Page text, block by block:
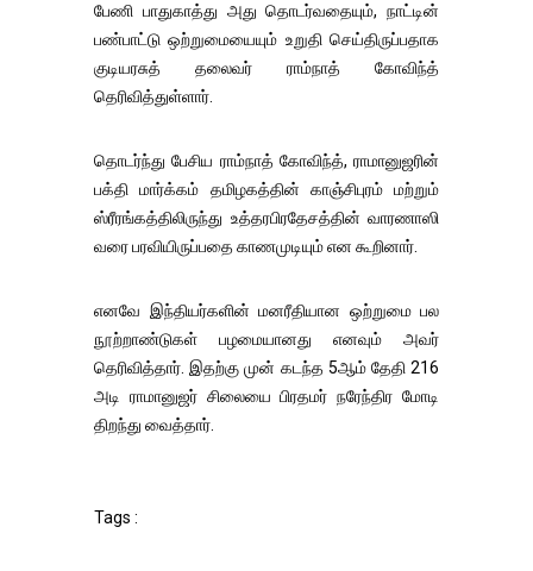
பேணி பாதுகாத்து அது தொடர்வதையும், நாட்டின்
பண்பாட்டு ஒற்றுமையையும் உறுதி செய்திருப்பதாக
குடியரசுத் தலைவர் ராம்நாத் கோவிந்த்
தெரிவித்துள்ளார்.
தொடர்ந்து பேசிய ராம்நாத் கோவிந்த், ராமானுஜரின்
பக்தி மார்க்கம் தமிழகத்தின் காஞ்சிபுரம் மற்றும்
ஸ்ரீரங்கத்திலிருந்து உத்தரபிரதேசத்தின் வாரணாஸி
வரை பரவியிருப்பதை காணமுடியும் என கூறினார்.
எனவே இந்தியர்களின் மனரீதியான ஒற்றுமை பல
நூற்றாண்டுகள் பழமையானது எனவும் அவர்
தெரிவித்தார். இதற்கு முன் கடந்த 5ஆம் தேதி 216
அடி ராமானுஜர் சிலையை பிரதமர் நரேந்திர மோடி
திறந்து வைத்தார்.
Tags :